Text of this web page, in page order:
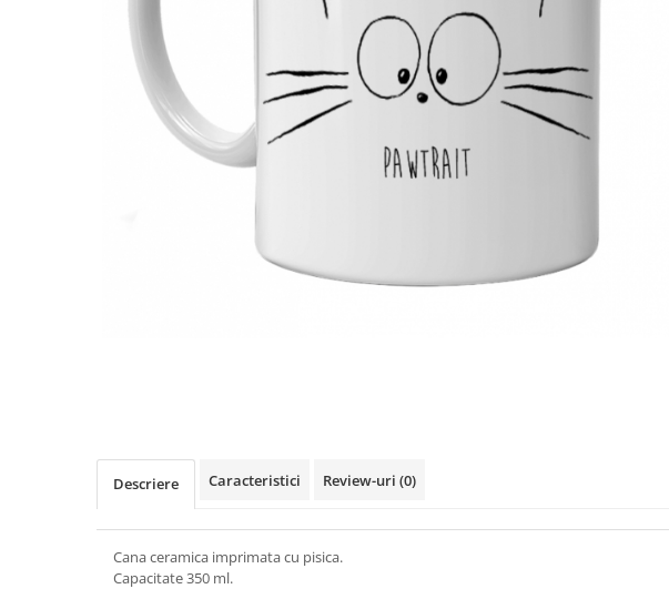
Descriere Caracteristici Review-uri (0)
Cana ceramica imprimata cu pisica.
Capacitate 350 ml.